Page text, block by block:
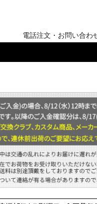
電話注文・お問い合わ